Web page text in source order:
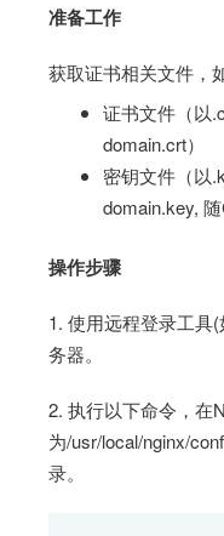
准备工作
获取证书相关文件，
证书文件（以
domain.crt）
密钥文件（以
domain.key,
操作步骤
1. 使用远程登录工具
务器。
2. 执行以下命令，在
为/usr/local/nginx/
录。